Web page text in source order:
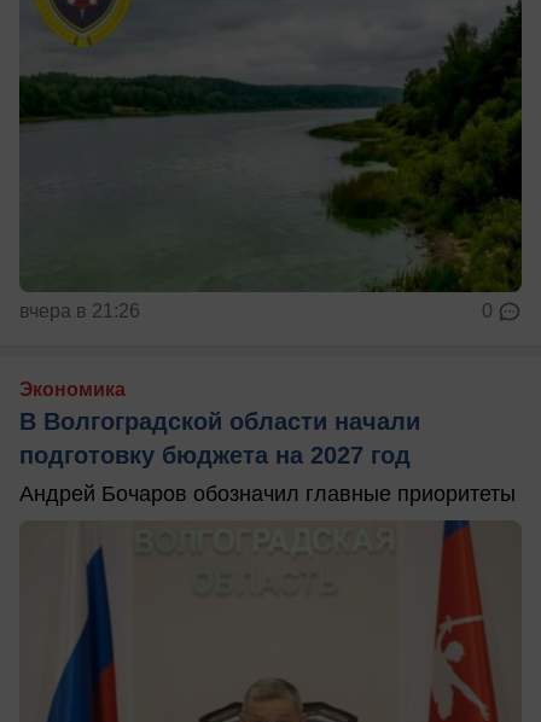
вчера в 21:26 0
Экономика
В Волгоградской области начали
подготовку бюджета на 2027 год
Андрей Бочаров обозначил главные приоритеты